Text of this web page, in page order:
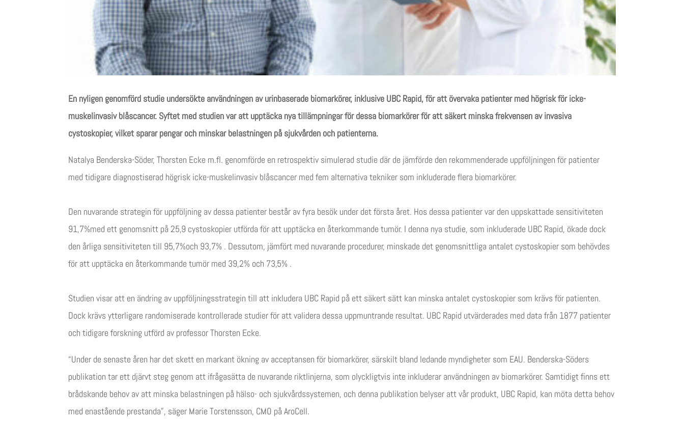
En nyligen genomförd studie undersökte användningen av urinbaserade biomarkörer, inklusive UBC Rapid, för att övervaka patienter med högrisk för icke-
muskelinvasiv blåscancer. Syftet med studien var att upptäcka nya tillämpningar för dessa biomarkörer för att säkert minska frekvensen av invasiva
cystoskopier, vilket sparar pengar och minskar belastningen på sjukvården och patienterna.
Natalya Benderska-Söder, Thorsten Ecke m.fl. genomförde en retrospektiv simulerad studie där de jämförde den rekommenderade uppföljningen för patienter
med tidigare diagnostiserad högrisk icke-muskelinvasiv blåscancer med fem alternativa tekniker som inkluderade flera biomarkörer.
Den nuvarande strategin för uppföljning av dessa patienter består av fyra besök under det första året. Hos dessa patienter var den uppskattade sensitiviteten
91,7%med ett genomsnitt på 25,9 cystoskopier utförda för att upptäcka en återkommande tumör. I denna nya studie, som inkluderade UBC Rapid, ökade dock
den årliga sensitiviteten till 95,7%och 93,7% . Dessutom, jämfört med nuvarande procedurer, minskade det genomsnittliga antalet cystoskopier som behövdes
för att upptäcka en återkommande tumör med 39,2% och 73,5% .
Studien visar att en ändring av uppföljningsstrategin till att inkludera UBC Rapid på ett säkert sätt kan minska antalet cystoskopier som krävs för patienten.
Dock krävs ytterligare randomiserade kontrollerade studier för att validera dessa uppmuntrande resultat. UBC Rapid utvärderades med data från 1877 patienter
och tidigare forskning utförd av professor Thorsten Ecke.
“Under de senaste åren har det skett en markant ökning av acceptansen för biomarkörer, särskilt bland ledande myndigheter som EAU. Benderska-Söders
publikation tar ett djärvt steg genom att ifrågasätta de nuvarande riktlinjerna, som olyckligtvis inte inkluderar användningen av biomarkörer. Samtidigt finns ett
brådskande behov av att minska belastningen på hälso- och sjukvårdssystemen, och denna publikation belyser att vår produkt, UBC Rapid, kan möta detta behov
med enastående prestanda”, säger Marie Torstensson, CMO på AroCell.